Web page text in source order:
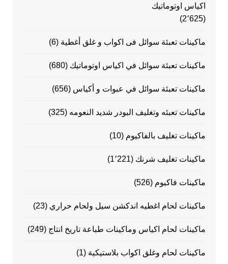
اكياس اوتوماتيك
(2٬625)
ماكينات تعبئة سوائل فى اكواب و غلق أغطية (6)
ماكينات تعبئة سوائل في اكياس اوتوماتيك (680)
ماكينات تعبئة سوائل في عبوات و أكياس (656)
ماكينات تعبئه وتغليف البودر شديد النعومه (325)
ماكينات تغليف بالفاكيوم (10)
ماكينات تغليف شرنك (1٬221)
ماكينات فاكيوم (526)
ماكينات لحام اغطيه اندكشن سيل ولحام حراري (23)
ماكينات لحام اكياس وماكينات طباعة تاريخ انتاج (249)
ماكينات لحام وغلق اكواب بلاستيكية (1)